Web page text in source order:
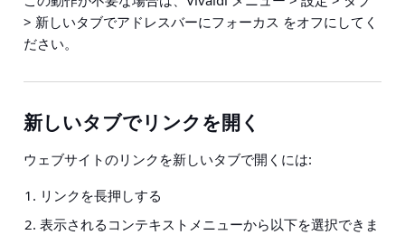
> 新しいタブでアドレスバーにフォーカス をオフにしてく
ださい。
新しいタブでリンクを開く
ウェブサイトのリンクを新しいタブで開くには:
リンクを長押しする
表示されるコンテキストメニューから以下を選択できま